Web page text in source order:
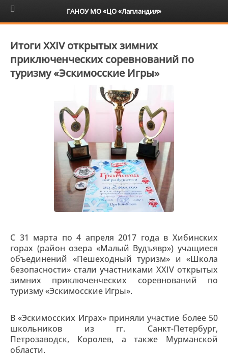
6+
Итоги XXIV открытых зимних
приключенческих соревнований по
туризму «Эскимосские Игры»
С 31 марта по 4 апреля 2017 года в Хибинских
горах (район озера «Малый Вудъявр») учащиеся
объединений «Пешеходный туризм» и «Школа
безопасности» стали участниками XXIV открытых
зимних приключенческих соревнований по
туризму «Эскимосские Игры».
В «Эскимосских Играх» приняли участие более 50
школьников из гг. Санкт-Петербург,
Петрозаводск, Королев, а также Мурманской
области.
ГАНОУ МО «ЦО «Лапландия»